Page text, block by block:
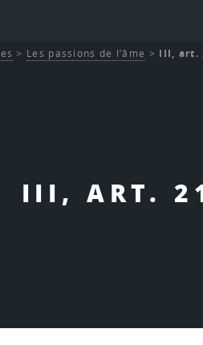
III, ART.
> Les passions de l’âme > III, art.